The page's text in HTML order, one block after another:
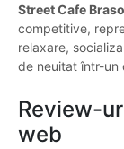
Street Cafe
competitive,
relaxare,
de neuitat într-un
Review-
web